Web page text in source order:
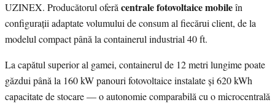
UZINEX. Producătorul oferă centrale fotovoltaice mobileîn
configurații adaptate volumului de consum al fiecărui client, de la
modelul compact până la containerul industrial 40 ft.
La capătul superior al gamei, containerul de 12 metri lungime poate
găzdui până la 160 kW panouri fotovoltaice instalate și 620 kWh
capacitate de stocare — o autonomie comparabilă cu o microcentrală